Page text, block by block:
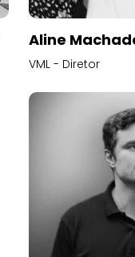
Aline
VML - Diretor